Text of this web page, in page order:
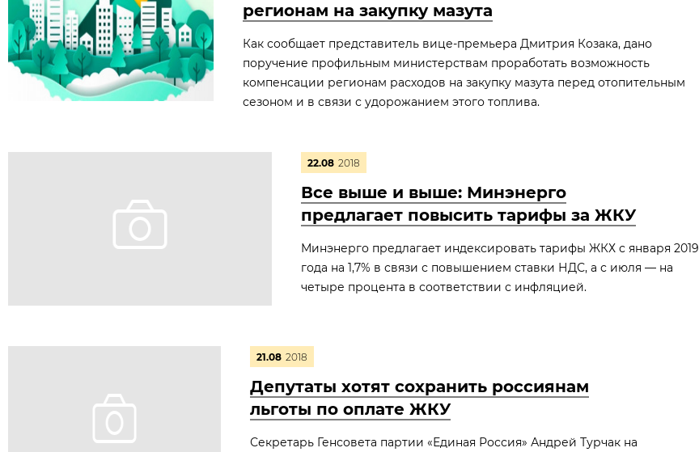
регионам на закупку мазута
Как сообщает представитель вице-премьера Дмитрия Козака, дано
поручение профильным министерствам проработать возможность
компенсации регионам расходов на закупку мазута перед отопительным
сезоном и в связи с удорожанием этого топлива.
22.08 2018
Все выше и выше: Минэнерго
предлагает повысить тарифы за ЖКУ
Минэнерго предлагает индексировать тарифы ЖКХ с января 2019
года на 1,7% в связи с повышением ставки НДС, а с июля — на
четыре процента в соответствии с инфляцией.
21.08 2018
Депутаты хотят сохранить россиянам
льготы по оплате ЖКУ
Секретарь Генсовета партии «Единая Россия» Андрей Турчак на